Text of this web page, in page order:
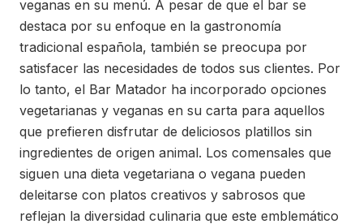
veganas en su menú. A pesar de que el bar se
destaca por su enfoque en la gastronomía
tradicional española, también se preocupa por
satisfacer las necesidades de todos sus clientes. Por
lo tanto, el Bar Matador ha incorporado opciones
vegetarianas y veganas en su carta para aquellos
que prefieren disfrutar de deliciosos platillos sin
ingredientes de origen animal. Los comensales que
siguen una dieta vegetariana o vegana pueden
deleitarse con platos creativos y sabrosos que
reflejan la diversidad culinaria que este emblemático